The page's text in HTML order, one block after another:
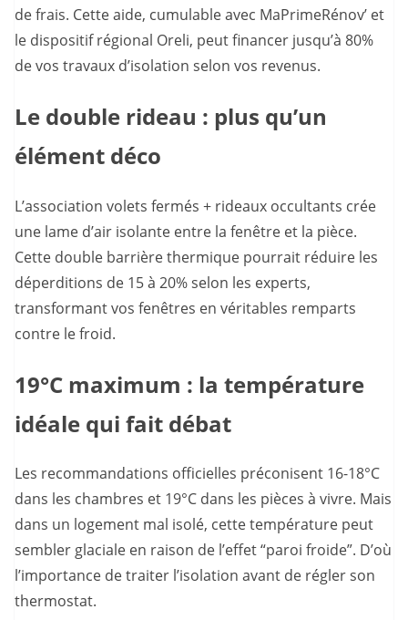
de frais. Cette aide, cumulable avec MaPrimeRénov’ et
le dispositif régional Oreli, peut financer jusqu’à 80%
de vos travaux d’isolation selon vos revenus.
Le double rideau : plus qu’un
élément déco
L’association volets fermés + rideaux occultants crée
une lame d’air isolante entre la fenêtre et la pièce.
Cette double barrière thermique pourrait réduire les
déperditions de 15 à 20% selon les experts,
transformant vos fenêtres en véritables remparts
contre le froid.
19°C maximum : la température
idéale qui fait débat
Les recommandations officielles préconisent 16-18°C
dans les chambres et 19°C dans les pièces à vivre. Mais
dans un logement mal isolé, cette température peut
sembler glaciale en raison de l’effet “paroi froide”. D’où
l’importance de traiter l’isolation avant de régler son
thermostat.